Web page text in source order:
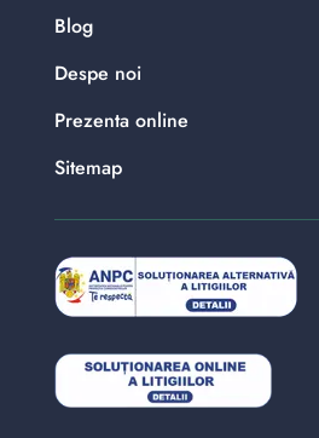
Blog
Despe noi
Prezenta online
Sitemap